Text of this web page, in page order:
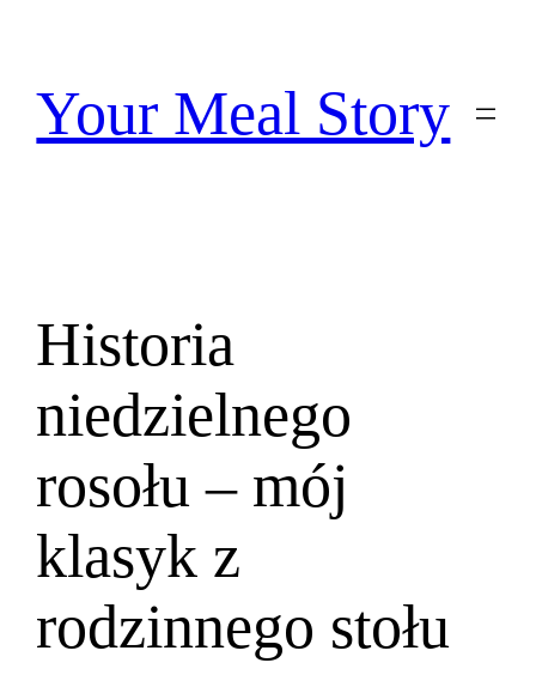
treściYour Meal Story
Historia
niedzielnego
rosołu – mój
klasyk z
rodzinnego stołu